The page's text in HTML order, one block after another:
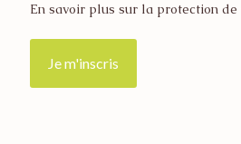
En savoir plus sur la protection de